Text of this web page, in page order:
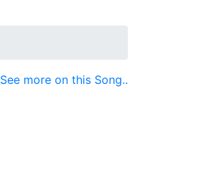
See more on this Song..